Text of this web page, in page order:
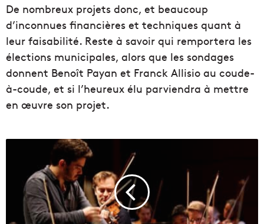
De nombreux projets donc, et beaucoup
d’inconnues financières et techniques quant à
leur faisabilité. Reste à savoir qui remportera les
élections municipales, alors que les sondages
donnent Benoît Payan et Franck Allisio au coude-
à-coude, et si l’heureux élu parviendra à mettre
en œuvre son projet.